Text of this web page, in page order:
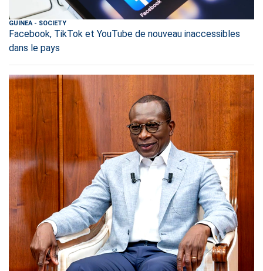
GUINEA - SOCIETY
Facebook, TikTok et YouTube de nouveau inaccessibles
dans le pays